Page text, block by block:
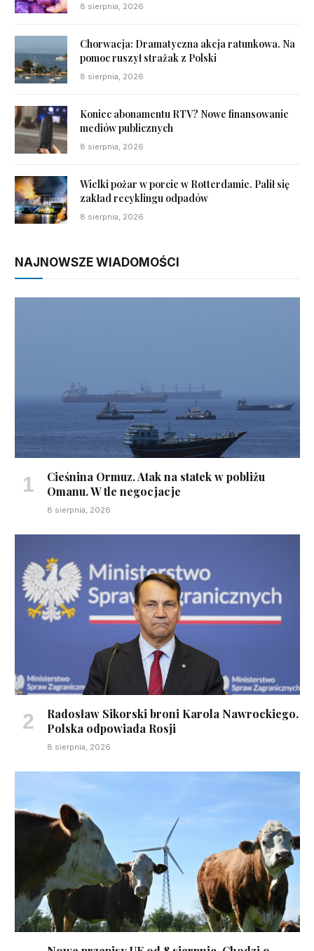
8 sierpnia, 2026
Chorwacja: Dramatyczna akcja ratunkowa. Na
pomoc ruszył strażak z Polski
8 sierpnia, 2026
Koniec abonamentu RTV? Nowe finansowanie
mediów publicznych
8 sierpnia, 2026
Wielki pożar w porcie w Rotterdamie. Palił się
zakład recyklingu odpadów
8 sierpnia, 2026
NAJNOWSZE WIADOMOŚCI
Cieśnina Ormuz. Atak na statek w pobliżu
Omanu. W tle negocjacje
8 sierpnia, 2026
Radosław Sikorski broni Karola Nawrockiego.
Polska odpowiada Rosji
8 sierpnia, 2026